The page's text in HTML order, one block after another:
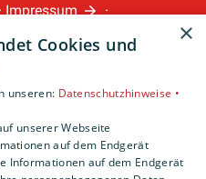
· Impressum
·
×
Cookies und
unseren: Datenschutzhinweise •
unserer Webseite
auf dem Endgerät
Informationen auf dem Endgerät